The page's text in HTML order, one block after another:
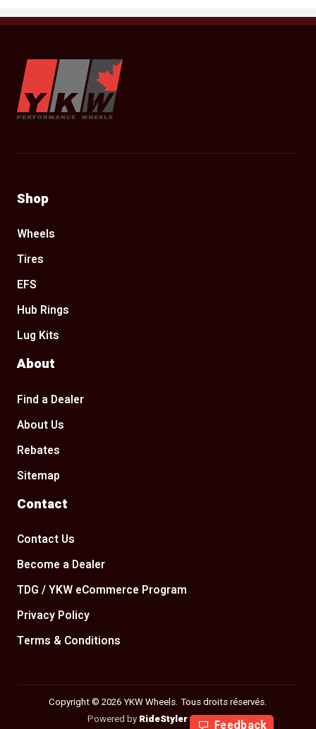
YKW Wheels
Shop
Wheels
Tires
EFS
Hub Rings
Lug Kits
About
Find a Dealer
About Us
Rebates
Sitemap
Contact
Contact Us
Become a Dealer
TDG / YKW eCommerce Program
Privacy Policy
Terms & Conditions
Copyright © 2026 YKW Wheels. Tous droits réservés.
Powered by RideStylerv2.29.205